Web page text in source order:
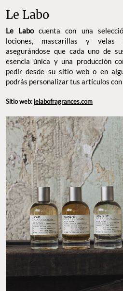
Le Labo
Le Labocuenta con una
lociones, mascarillas y velas
asegurándose que cada uno de
esencia única y una producción
pedir desde su sitio web o en
podrás personalizar tus artículos
Sitio web: lelabofragrances.com